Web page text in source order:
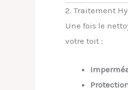
2. Traitement
Une fois le
votre toit :